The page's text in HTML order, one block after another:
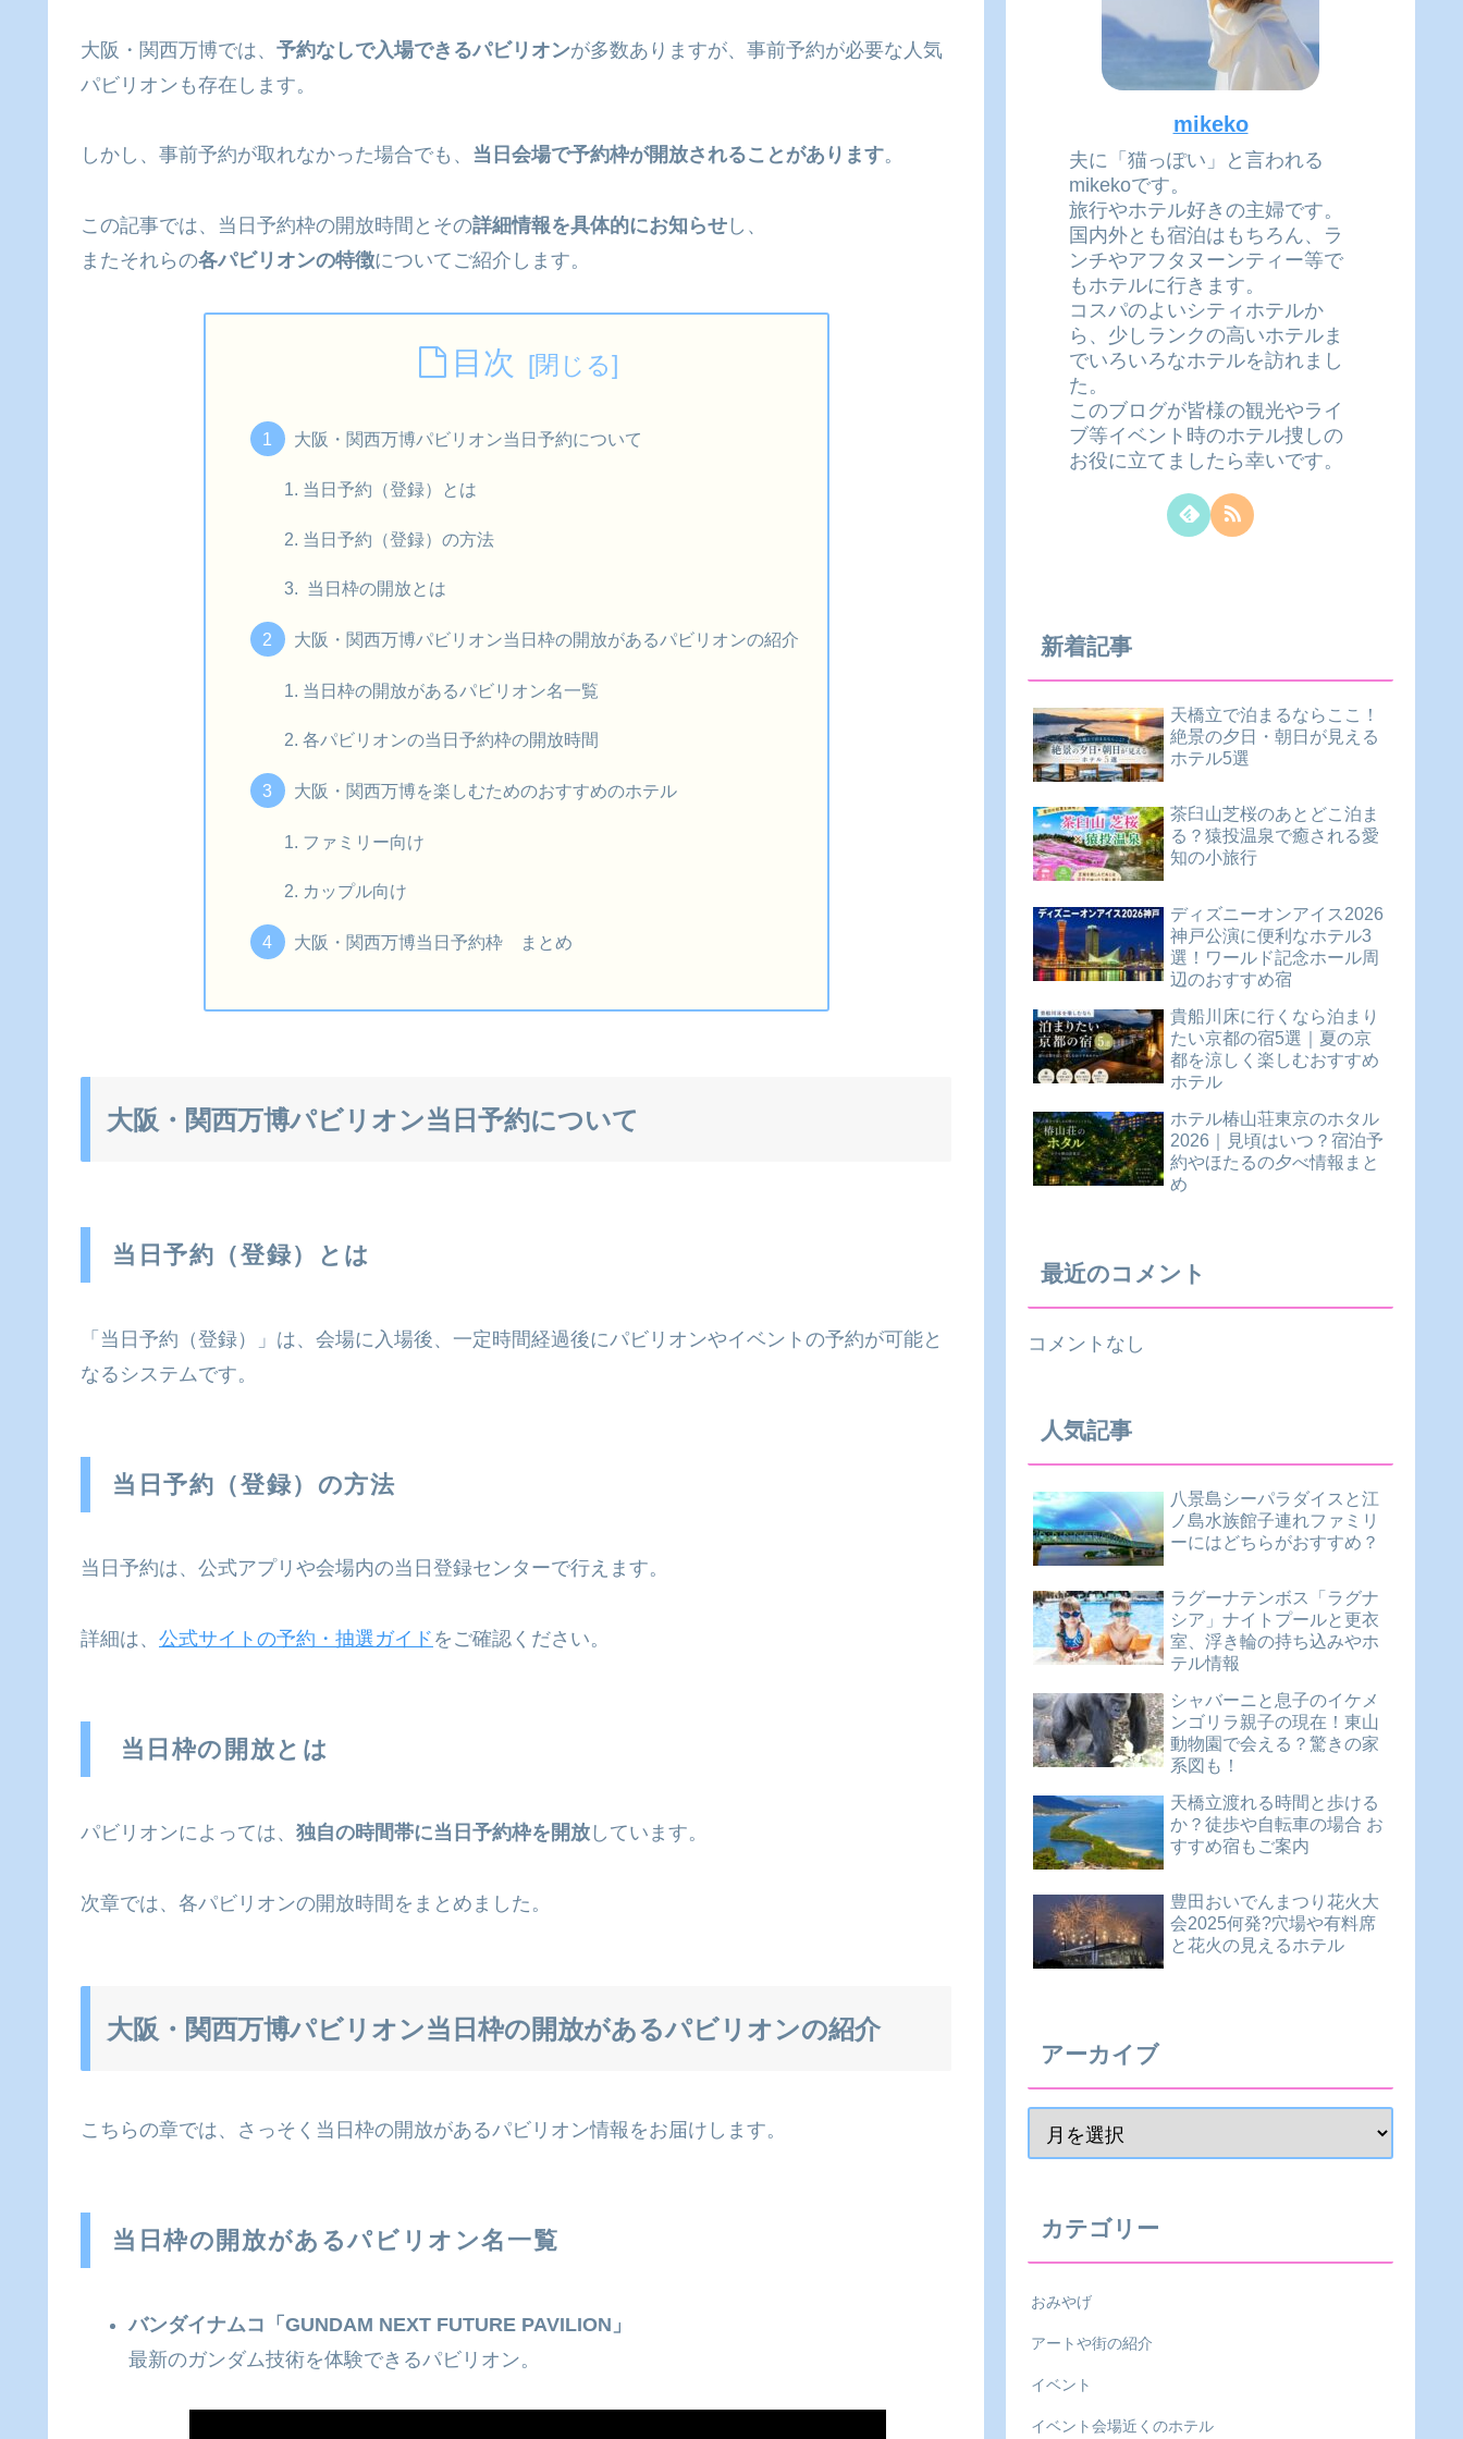
大阪・関西万博では、 予約なしで入場できるパビリオンが多数ありますが、事前予約が必要な人気
パビリオンも存在します。
しかし、事前予約が取れなかった場合でも、 当日会場で予約枠が開放されることがあります。
この記事では、当日予約枠の開放時間とその詳細情報を具体的にお知らせ し、
またそれらの各パビリオンの特徴についてご紹介します。
目次
大阪・関西万博パビリオン当日予約について
当日予約（登録）とは
当日予約（登録）の方法
当日枠の開放とは
大阪・関西万博パビリオン当日枠の開放があるパビリオンの紹介
当日枠の開放があるパビリオン名一覧
各パビリオンの当日予約枠の開放時間
大阪・関西万博を楽しむためのおすすめのホテル
ファミリー向け
カップル向け
大阪・関西万博当日予約枠 まとめ
大阪・関西万博パビリオン当日予約について
当日予約（登録）とは
「当日予約（登録）」は、会場に入場後、一定時間経過後にパビリオンやイベントの予約が可能と
なるシステムです。
当日予約（登録）の方法
当日予約は、公式アプリや会場内の当日登録センターで行えます。
詳細は、 公式サイトの予約・抽選ガイド をご確認ください。
当日枠の開放とは
パビリオンによっては、 独自の時間帯に当日予約枠を開放 しています。
次章では、各パビリオンの開放時間をまとめました。
大阪・関西万博パビリオン当日枠の開放があるパビリオンの紹介
こちらの章では、さっそく当日枠の開放があるパビリオン情報をお届けします。
当日枠の開放があるパビリオン名一覧
バンダイナムコ「GUNDAM NEXT FUTURE PAVILION」
最新のガンダム技術を体験できるパビリオン。
mikeko
夫に「猫っぽい」と言われる
mikekoです。
旅行やホテル好きの主婦です。
国内外とも宿泊はもちろん、ラ
ンチやアフタヌーンティー等で
もホテルに行きます。
コスパのよいシティホテルか
ら、少しランクの高いホテルま
でいろいろなホテルを訪れまし
た。
このブログが皆様の観光やライ
ブ等イベント時のホテル捜しの
お役に立てましたら幸いです。
新着記事
天橋立で泊まるならここ！
絶景の夕日・朝日が見える
ホテル5選
茶臼山芝桜のあとどこ泊ま
る？猿投温泉で癒される愛
知の小旅行
ディズニーオンアイス2026
神戸公演に便利なホテル3
選！ワールド記念ホール周
辺のおすすめ宿
貴船川床に行くなら泊まり
たい京都の宿5選｜夏の京
都を涼しく楽しむおすすめ
ホテル
ホテル椿山荘東京のホタル
2026｜見頃はいつ？宿泊予
約やほたるの夕べ情報まと
め
最近のコメント
コメントなし
人気記事
八景島シーパラダイスと江
ノ島水族館子連れファミリ
ーにはどちらがおすすめ？
ラグーナテンボス「ラグナ
シア」ナイトプールと更衣
室、浮き輪の持ち込みやホ
テル情報
シャバーニと息子のイケメ
ンゴリラ親子の現在！東山
動物園で会える？驚きの家
系図も！
天橋立渡れる時間と歩ける
か？徒歩や自転車の場合 お
すすめ宿もご案内
豊田おいでんまつり花火大
会2025何発?穴場や有料席
と花火の見えるホテル
アーカイブ
カテゴリー
おみやげ
アートや街の紹介
イベント
イベント会場近くのホテル